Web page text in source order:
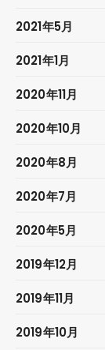
2021年5月
2021年1月
2020年11月
2020年10月
2020年8月
2020年7月
2020年5月
2019年12月
2019年11月
2019年10月